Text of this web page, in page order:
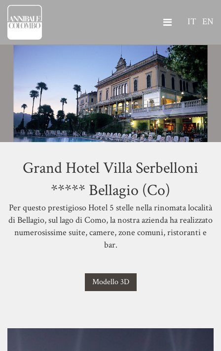
IT EN
Grand Hotel Villa Serbelloni
***** Bellagio (Co)
Per questo prestigioso Hotel 5 stelle nella rinomata località
di Bellagio, sul lago di Como, la nostra azienda ha realizzato
numerosissime suite, camere, zone comuni, ristoranti e
bar.
Modello 3D